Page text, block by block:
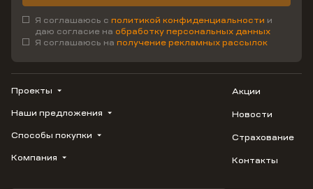
Я соглашаюсь с политикой конфиденциальности и
даю согласие на обработку персональных данных
Я соглашаюсь на получение рекламных рассылок
Проекты
ВЕРН
1799
Наши предложения
Купить квартиру
Студию
Способы покупки
Трейд-ин
Компания
Акции
Новости
Страхование
Контакты